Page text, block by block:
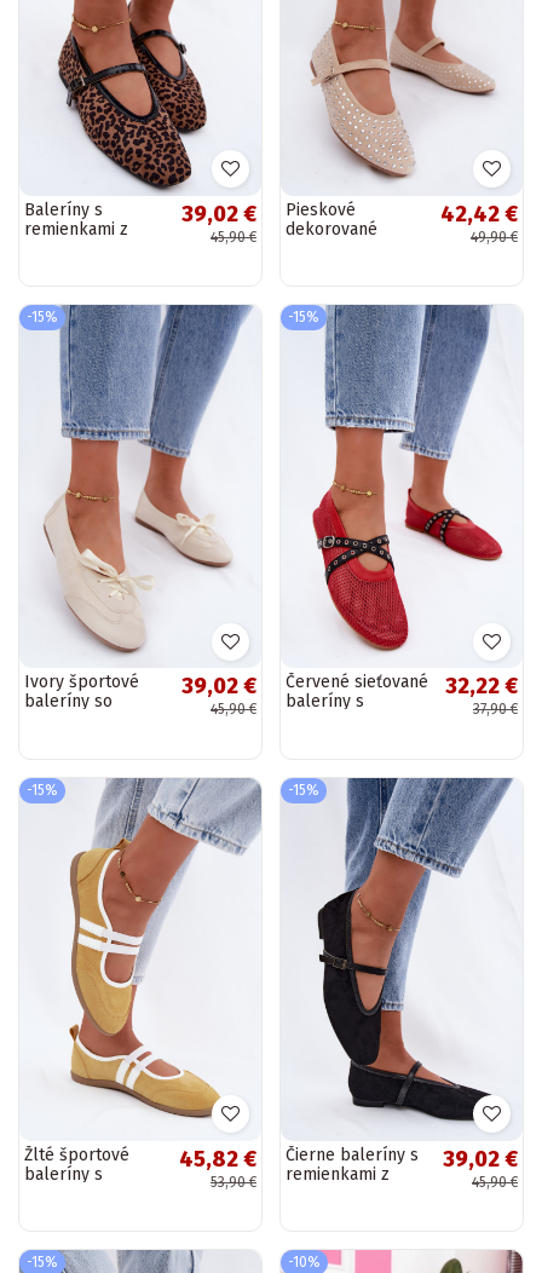
Baleríny s
remienkami z
39,02 €
45,90 €
Pieskové
dekorované
42,42 €
49,90 €
-15%
Ivory športové
baleríny so
39,02 €
45,90 €
-15%
Červené sieťované
baleríny s
32,22 €
37,90 €
-15%
Žlté športové
baleríny s
45,82 €
53,90 €
-15%
Čierne baleríny s
remienkami z
39,02 €
45,90 €
-15% -10%